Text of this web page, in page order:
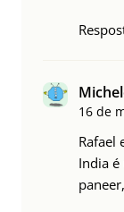
16 de
Rafael
India